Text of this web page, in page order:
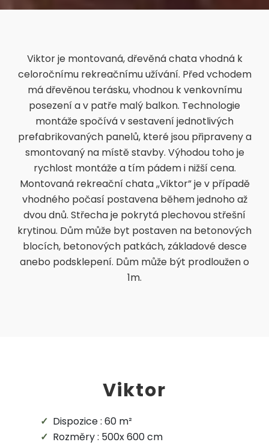
Viktor je montovaná, dřevěná chata vhodná k
celoročnímu rekreačnímu užívání. Před vchodem
má dřevěnou terásku, vhodnou k venkovnímu
posezení a v patře malý balkon. Technologie
montáže spočívá v sestavení jednotlivých
prefabrikovaných panelů, které jsou připraveny a
smontovaný na místě stavby. Výhodou toho je
rychlost montáže a tím pádem i nižší cena.
Montovaná rekreační chata ,,Viktor” je v případě
vhodného počasí postavena během jednoho až
dvou dnů. Střecha je pokrytá plechovou střešní
krytinou. Dům může byt postaven na betonových
blocích, betonových patkách, základové desce
anebo podsklepení. Dům může být prodloužen o
1m.
Viktor
Dispozice : 60 m²
Rozměry : 500x 600 cm